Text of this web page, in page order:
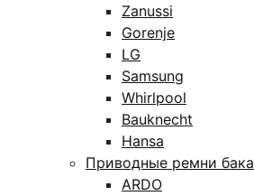
Zanussi
Gorenje
LG
Samsung
Whirlpool
Bauknecht
Hansa
Приводные ремни бака
ARDO